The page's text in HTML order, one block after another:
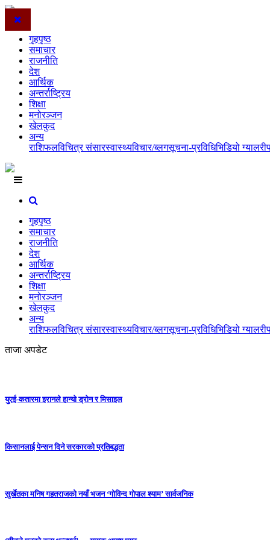
गृहपृष्ठ
समाचार
राजनीति
देश
आर्थिक
अन्तर्राष्ट्रिय
शिक्षा
मनोरञ्जन
खेलकुद
अन्य
राशिफलविचित्र संसारस्वास्थ्यविचार/ब्लगसूचना-प्रविधिभिडियो ग्यालरी
गृहपृष्ठ
समाचार
राजनीति
देश
आर्थिक
अन्तर्राष्ट्रिय
शिक्षा
मनोरञ्जन
खेलकुद
अन्य
राशिफलविचित्र संसारस्वास्थ्यविचार/ब्लगसूचना-प्रविधिभिडियो ग्यालरी
ताजा अपडेट
युएई-कतारमा इरानले हान्यो ड्रोन र मिसाइल
किसानलाई पेन्सन दिने सरकारको प्रतिबद्धता
सुर्खेतका मनिष गहतराजको नयाँ भजन ‘गोविन्द गोपाल श्याम’ सार्वजनिक